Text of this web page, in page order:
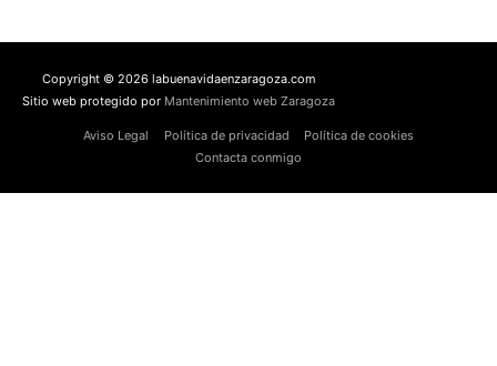
Copyright © 2026 labuenavidaenzaragoza.com
Sitio web protegido por Mantenimiento web Zaragoza
Aviso Legal Política de privacidad
Política de cookies
Contacta conmigo